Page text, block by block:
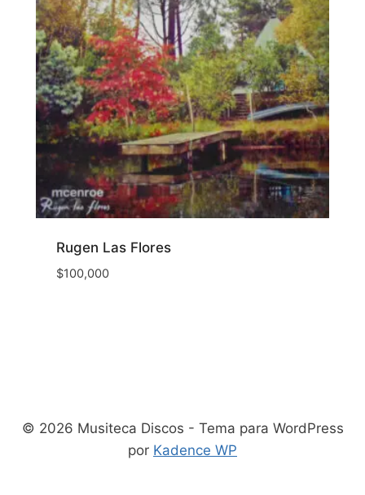
Rugen Las Flores
$100,000
© 2026 Musiteca Discos - Tema para WordPress
por Kadence WP